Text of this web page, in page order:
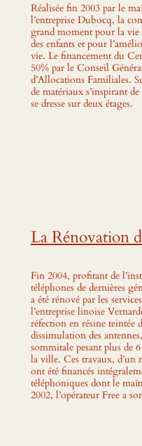
Réalisée fin 2003 par le
l’entreprise Dubocq, la
grand moment pour la
des enfants et pour
vie. Le financement du
50% par le Conseil
d’Allocations Familiales.
de matériaux s’inspirant
se dresse sur deux étages.
La Rénovation
Fin 2004, profitant de
téléphones de dernières
a été rénové par les
l’entreprise linoise
réfection en résine teintée
dissimulation des
sommitale pesant plus de
la ville. Ces travaux, d’un
ont été financés
téléphoniques dont le
2002, l’opérateur Free a